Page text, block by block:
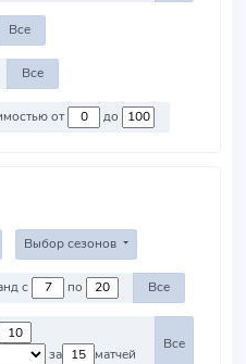
Все
Все
Против команд со стоимостью от до
Выбор сезонов
Против команд с по Все
за
матчей
Все